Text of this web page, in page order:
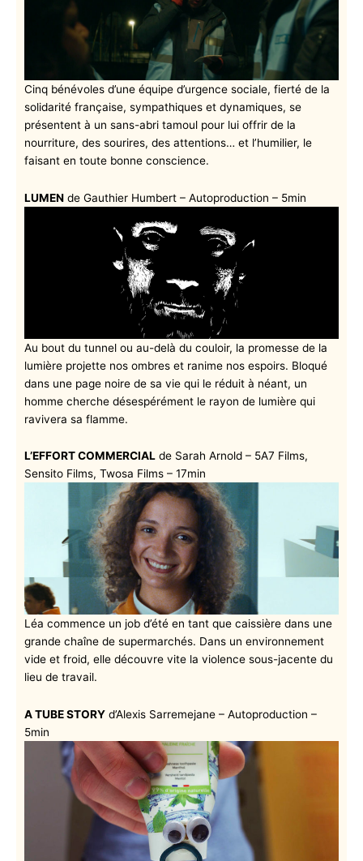
Cinq bénévoles d’une équipe d’urgence sociale, fierté de la
solidarité française, sympathiques et dynamiques, se
présentent à un sans-abri tamoul pour lui offrir de la
nourriture, des sourires, des attentions… et l’humilier, le
faisant en toute bonne conscience.
LUMEN de Gauthier Humbert – Autoproduction – 5min
Au bout du tunnel ou au-delà du couloir, la promesse de la
lumière projette nos ombres et ranime nos espoirs. Bloqué
dans une page noire de sa vie qui le réduit à néant, un
homme cherche désespérément le rayon de lumière qui
ravivera sa flamme.
L’EFFORT COMMERCIAL de Sarah Arnold – 5A7 Films,
Sensito Films, Twosa Films – 17min
Léa commence un job d’été en tant que caissière dans une
grande chaîne de supermarchés. Dans un environnement
vide et froid, elle découvre vite la violence sous-jacente du
lieu de travail.
A TUBE STORY d’Alexis Sarremejane – Autoproduction –
5min